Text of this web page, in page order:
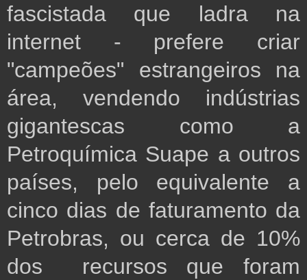
fascistada que ladra na
internet - prefere criar
"campeões" estrangeiros na
área, vendendo indústrias
gigantescas como a
Petroquímica Suape a outros
países, pelo equivalente a
cinco dias de faturamento da
Petrobras, ou cerca de 10%
dos  recursos que foram